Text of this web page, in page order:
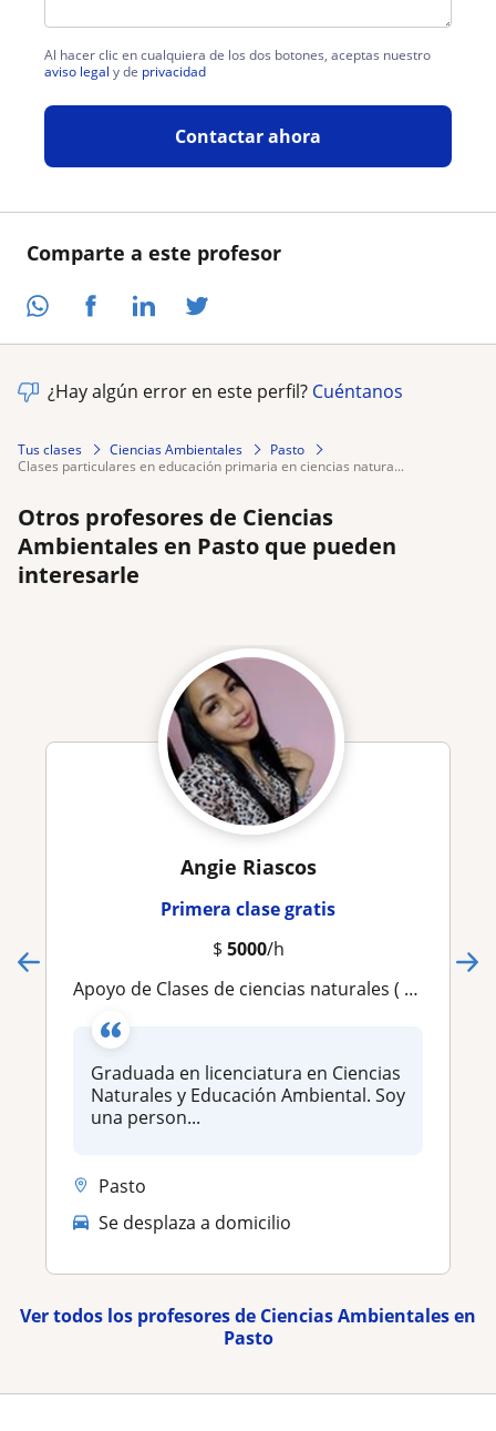
Comparte a este profesor
Al hacer clic en cualquiera de los dos botones, aceptas nuestro
aviso legal y de privacidad
Contactar ahora
¿Hay algún error en este perfil? Cuéntanos
Tus clases Ciencias Ambientales
Pasto
clases particulares en educación primaria en ciencias natura...
Otros profesores de Ciencias
Ambientales en Pasto que pueden
interesarle
Angie Riascos
Primera clase gratis
$ 5000/h
Apoyo de Clases de ciencias naturales ( física, química, biología)
Graduada en licenciatura en Ciencias
Naturales y Educación Ambiental. Soy
una person...
Pasto
Se desplaza a domicilio
Ver todos los profesores de Ciencias Ambientales en
Pasto